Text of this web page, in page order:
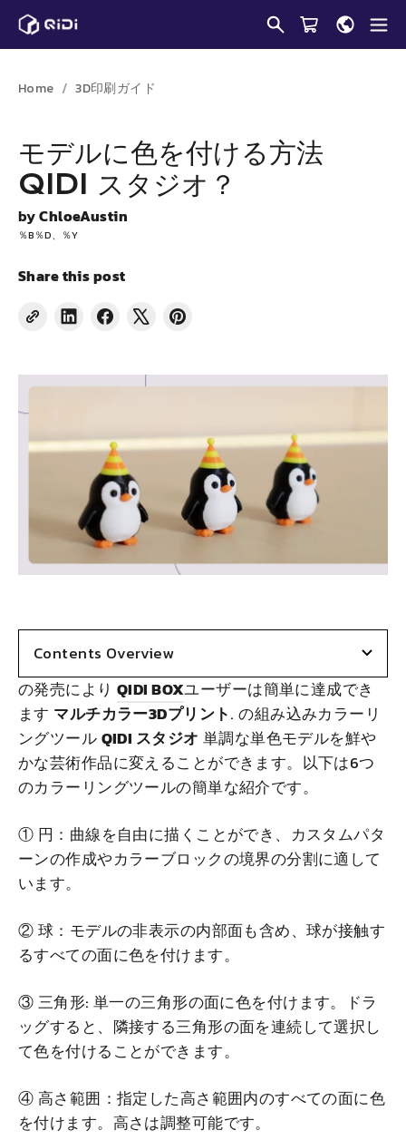
Home 3D印刷ガイド
モデルに色を付ける方法
QIDI スタジオ？
byChloeAustin
％b％d、％y
Share this post
Share
LinkedIn
Facebook
共
ま
す
X
ツ
ト
Pinterest
ピ
め
の発売により QIDI BOXユーザーは簡単に達成でき
ます マルチカラー3Dプリント. の組み込みカラーリ
ングツールQIDI スタジオ 単調な単色モデルを鮮や
かな芸術作品に変えることができます。以下は6つ
のカラーリングツールの簡単な紹介です。
① 円：曲線を自由に描くことができ、カスタムパタ
ーンの作成やカラーブロックの境界の分割に適して
います。
② 球：モデルの非表示の内部面も含め、球が接触す
るすべての面に色を付けます。
③ 三角形: 単一の三角形の面に色を付けます。ドラ
ッグすると、隣接する三角形の面を連続して選択し
て色を付けることができます。
④ 高さ範囲：指定した高さ範囲内のすべての面に色
を付けます。高さは調整可能です。
Contents Overview